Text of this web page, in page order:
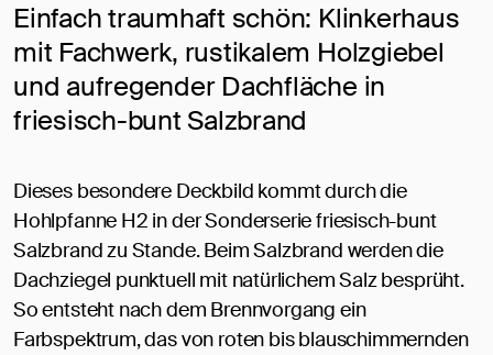
Einfach traumhaft schön: Klinkerhaus
mit Fachwerk, rustikalem Holzgiebel
und aufregender Dachfläche in
friesisch-bunt Salzbrand
Dieses besondere Deckbild kommt durch die
Hohlpfanne H2 in der Sonderserie friesisch-bunt
Salzbrand zu Stande. Beim Salzbrand werden die
Dachziegel punktuell mit natürlichem Salz besprüht.
So entsteht nach dem Brennvorgang ein
Farbspektrum, das von roten bis blauschimmernden